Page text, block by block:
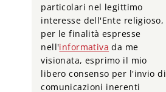
particolari nel legittimo
interesse dell'Ente religioso,
per le finalità espresse
nell'informativa da me
visionata, esprimo il mio
libero consenso per l'invio di
comunicazioni inerenti